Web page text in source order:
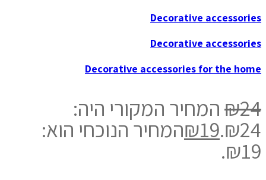
Decorative accessories
Decorative accessories
Decorative accessories for the home
₪24 המחיר המקורי היה:
₪24.
₪19 המחיר הנוכחי הוא:
₪19.